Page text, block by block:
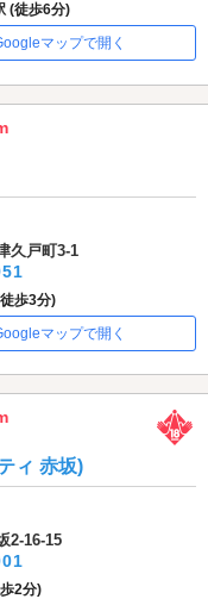
(徒歩6分)
マップで開く
久戸町3-1
歩3分)
マップで開く
ィ 赤坂)
2-16-15
2分)